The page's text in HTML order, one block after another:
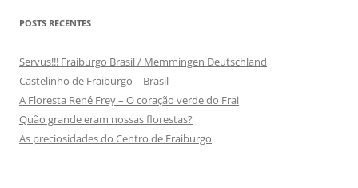
POSTS RECENTES
Servus!!! Fraiburgo Brasil / Memmingen Deutschland
Castelinho de Fraiburgo – Brasil
A Floresta René Frey – O coração verde do Frai
Quão grande eram nossas florestas?
As preciosidades do Centro de Fraiburgo